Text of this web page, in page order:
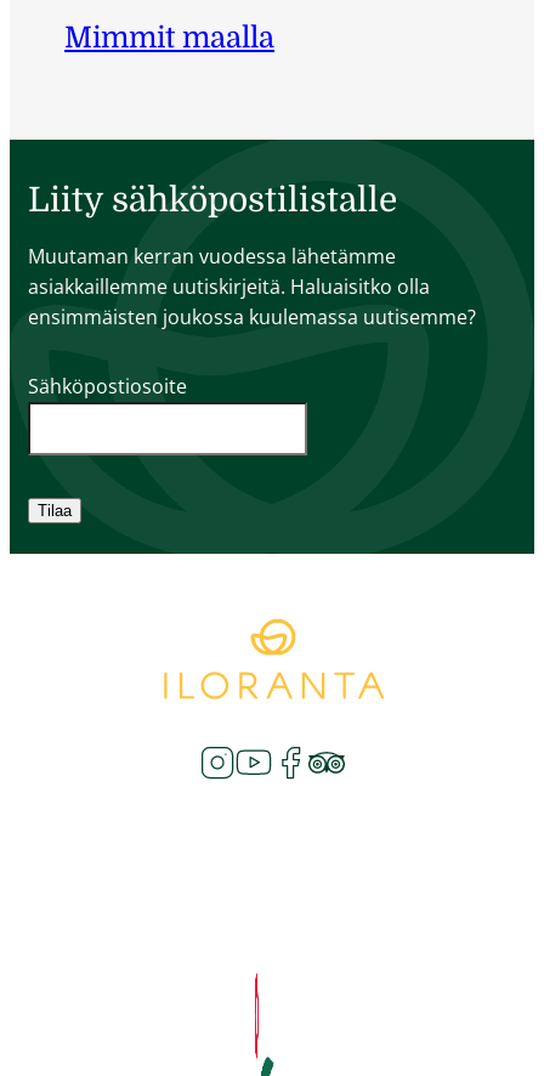
Mimmit maalla
Liity sähköpostilistalle
Muutaman kerran vuodessa lähetämme
asiakkaillemme uutiskirjeitä. Haluaisitko olla
ensimmäisten joukossa kuulemassa uutisemme?
Sähköpostiosoite
Tilaa